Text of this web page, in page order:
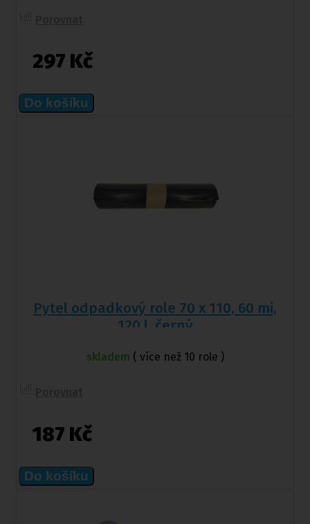
297 Kč
Do košíku
Pytel odpadkový role 70 x 110, 60 mi,
120 l, černý
skladem ( více než 10 role )
187 Kč
Do košíku